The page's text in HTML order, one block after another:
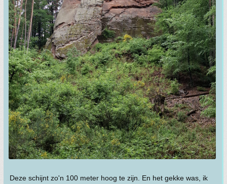
Deze schijnt zo'n 100 meter hoog te zijn. En het gekke was, ik